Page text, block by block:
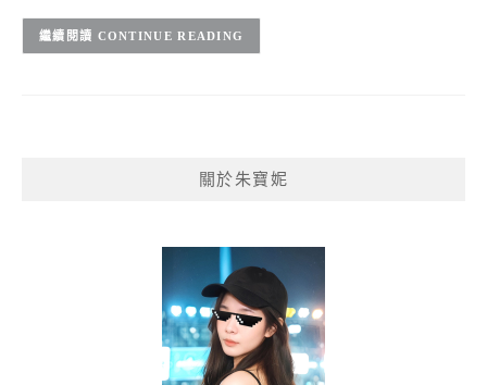
CONTINUE READING
關於朱寶妮